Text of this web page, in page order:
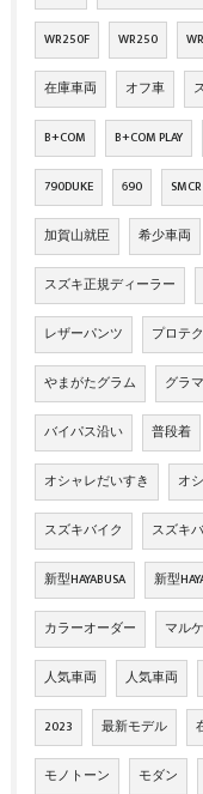
WR250F WR250
在庫車両 オフ車
B+COM B+COM PLAY
790DUKE 690 SMCR
加賀山就臣 希少車両
スズキ正規ディーラー
レザーパンツ プロテ
やまがたグラム グラ
バイパス沿い 普段着
オシャレだいすき オ
スズキバイク スズキ
新型HAYABUSA 新型
カラーオーダー マル
人気車両 人気車両
2023 最新モデル
モノトーン モダン